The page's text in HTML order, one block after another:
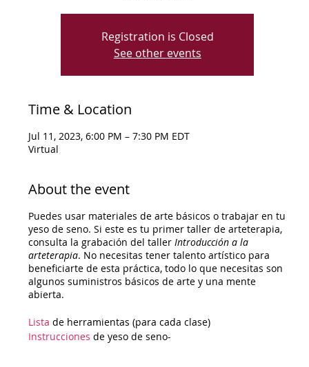
Registration is Closed
See other events
Time & Location
Jul 11, 2023, 6:00 PM – 7:30 PM EDT
Virtual
About the event
Puedes usar materiales de arte básicos o trabajar en tu
yeso de seno. Si este es tu primer taller de arteterapia,
consulta la grabación del tallerIntroducción a la
arteterapia. No necesitas tener talento artístico para
beneficiarte de esta práctica, todo lo que necesitas son
algunos suministros básicos de arte y una mente
abierta.
Lista de herramientas (para cada clase)
Instrucciones de yeso de seno-